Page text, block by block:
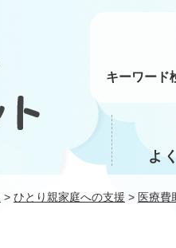
キーワード
よ
> ひとり親家庭への支援 > 医療費